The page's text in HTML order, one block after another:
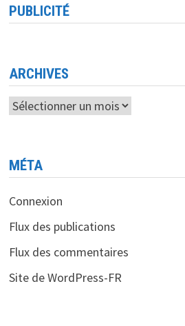
PUBLICITÉ
ARCHIVES
Archives
MÉTA
Connexion
Flux des publications
Flux des commentaires
Site de WordPress-FR